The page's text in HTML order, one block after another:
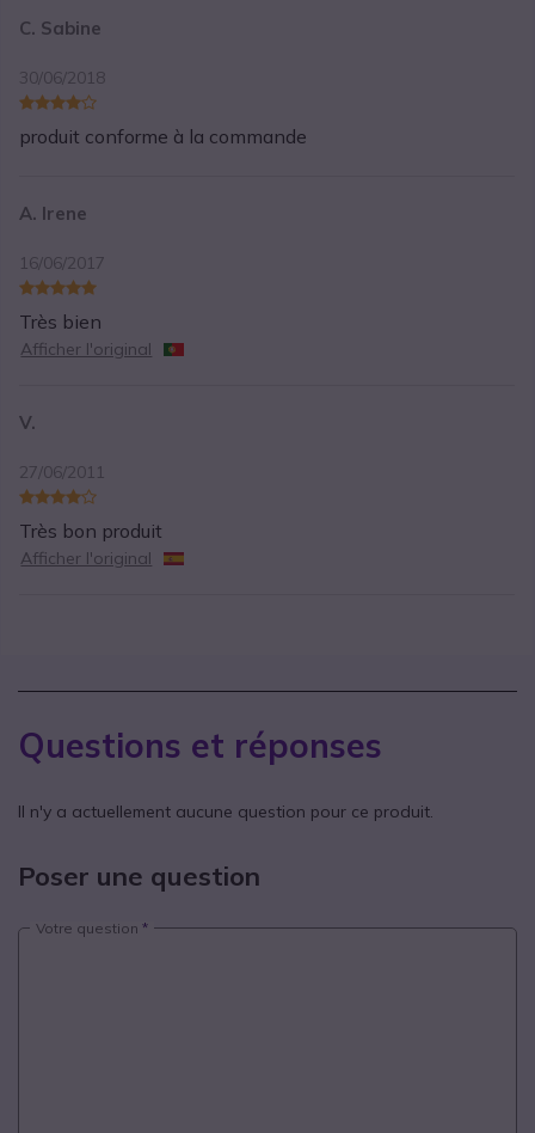
C. Sabine
30/06/2018
produit conforme à la commande
A. Irene
16/06/2017
Très bien
Afficher l'original
V.
27/06/2011
Très bon produit
Afficher l'original
Questions et réponses
Il n'y a actuellement aucune question pour ce produit.
Poser une question
Votre question